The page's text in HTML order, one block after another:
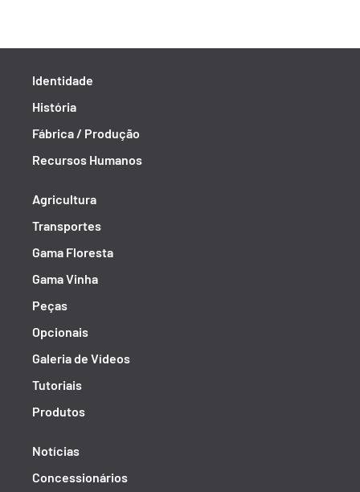
Identidade
História
Fábrica / Produção
Recursos Humanos
Agricultura
Transportes
Gama Floresta
Gama Vinha
Peças
Opcionais
Galeria de Vídeos
Tutoriais
Produtos
Notícias
Concessionários